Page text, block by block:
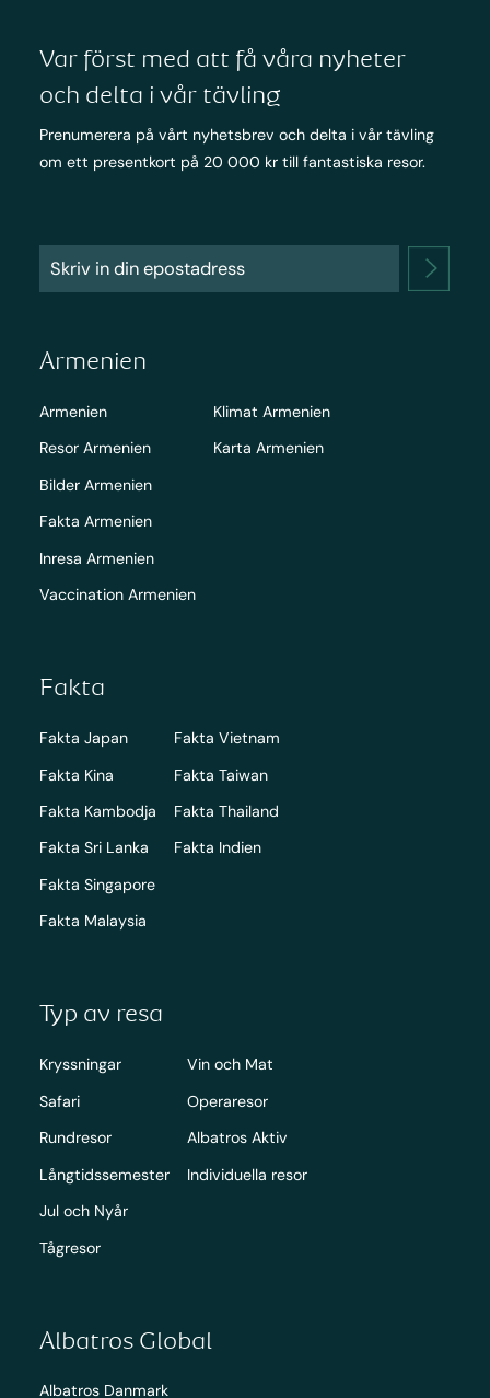
Var först med att få våra nyheter
och delta i vår tävling
Prenumerera på vårt nyhetsbrev och delta i vår tävling
om ett presentkort på 20 000 kr till fantastiska resor.
Armenien
Armenien
Resor Armenien
Bilder Armenien
Fakta Armenien
Inresa Armenien
Vaccination Armenien
Klimat Armenien
Karta Armenien
Fakta
Fakta Japan
Fakta Kina
Fakta Kambodja
Fakta Sri Lanka
Fakta Singapore
Fakta Malaysia
Fakta Vietnam
Fakta Taiwan
Fakta Thailand
Fakta Indien
Typ av resa
Kryssningar
Safari
Rundresor
Långtidssemester
Jul och Nyår
Tågresor
Vin och Mat
Operaresor
Albatros Aktiv
Individuella resor
Albatros Global
Albatros Danmark